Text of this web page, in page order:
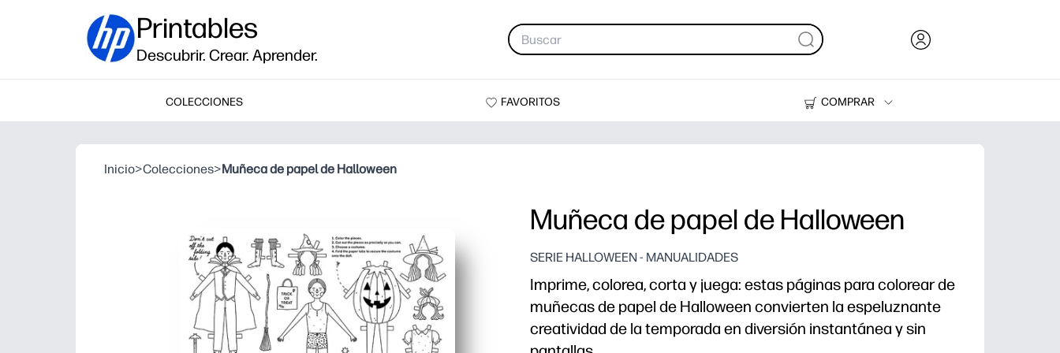
Printables
Descubrir. Crear. Aprender.
COLECCIONES FAVORITOS
COMPRAR
Impresoras
Inicio>Colecciones>Muñeca de papel de Halloween
Muñeca de papel de Halloween
SERIE HALLOWEEN - MANUALIDADES
Imprime, colorea, corta y juega: estas páginas para colorear de
muñecas de papel de Halloween convierten la espeluznante
creatividad de la temporada en diversión instantánea y sin